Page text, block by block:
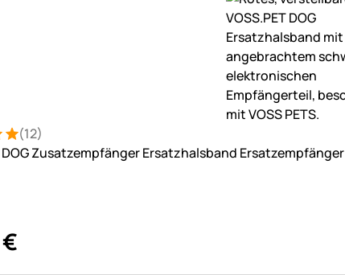
5 von 5 (12 Bewertungen)
(12)
DOG Zusatzempfänger Ersatzhalsband Ersatzempfänger
€